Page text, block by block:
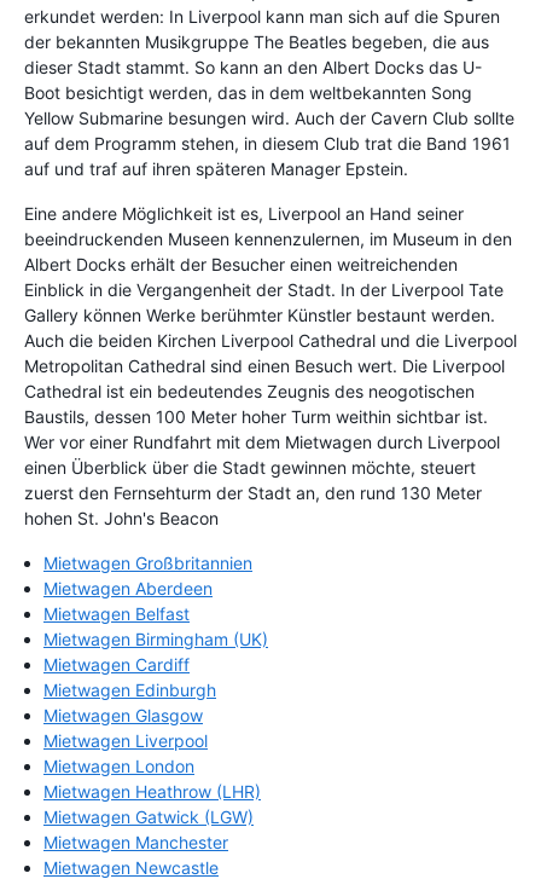
erkundet werden: In Liverpool kann man sich auf die Spuren
der bekannten Musikgruppe The Beatles begeben, die aus
dieser Stadt stammt. So kann an den Albert Docks das U-
Boot besichtigt werden, das in dem weltbekannten Song
Yellow Submarine besungen wird. Auch der Cavern Club sollte
auf dem Programm stehen, in diesem Club trat die Band 1961
auf und traf auf ihren späteren Manager Epstein.
Eine andere Möglichkeit ist es, Liverpool an Hand seiner
beeindruckenden Museen kennenzulernen, im Museum in den
Albert Docks erhält der Besucher einen weitreichenden
Einblick in die Vergangenheit der Stadt. In der Liverpool Tate
Gallery können Werke berühmter Künstler bestaunt werden.
Auch die beiden Kirchen Liverpool Cathedral und die Liverpool
Metropolitan Cathedral sind einen Besuch wert. Die Liverpool
Cathedral ist ein bedeutendes Zeugnis des neogotischen
Baustils, dessen 100 Meter hoher Turm weithin sichtbar ist.
Wer vor einer Rundfahrt mit dem Mietwagen durch Liverpool
einen Überblick über die Stadt gewinnen möchte, steuert
zuerst den Fernsehturm der Stadt an, den rund 130 Meter
hohen St. John's Beacon
Mietwagen Großbritannien
Mietwagen Aberdeen
Mietwagen Belfast
Mietwagen Birmingham (UK)
Mietwagen Cardiff
Mietwagen Edinburgh
Mietwagen Glasgow
Mietwagen Liverpool
Mietwagen London
Mietwagen Heathrow (LHR)
Mietwagen Gatwick (LGW)
Mietwagen Manchester
Mietwagen Newcastle